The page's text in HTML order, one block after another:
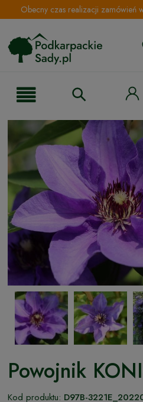
Obecny czas realizacji zamówień
Powojnik
Kod produktu: D97B-